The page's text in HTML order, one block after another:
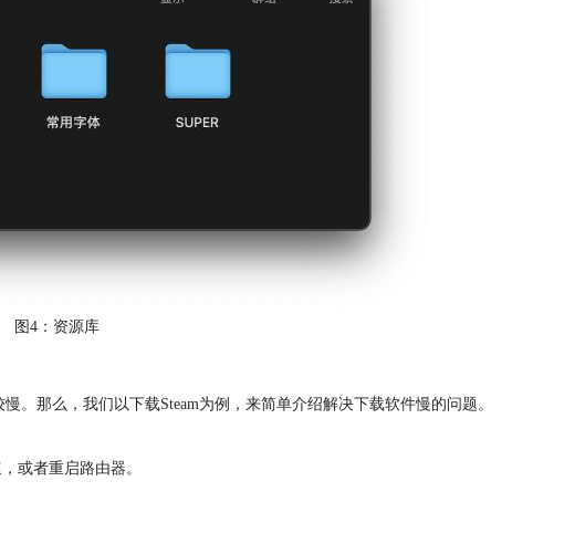
图4：资源库
。那么，我们以下载Steam为例，来简单介绍解决下载软件慢的问题。
或者重启路由器。